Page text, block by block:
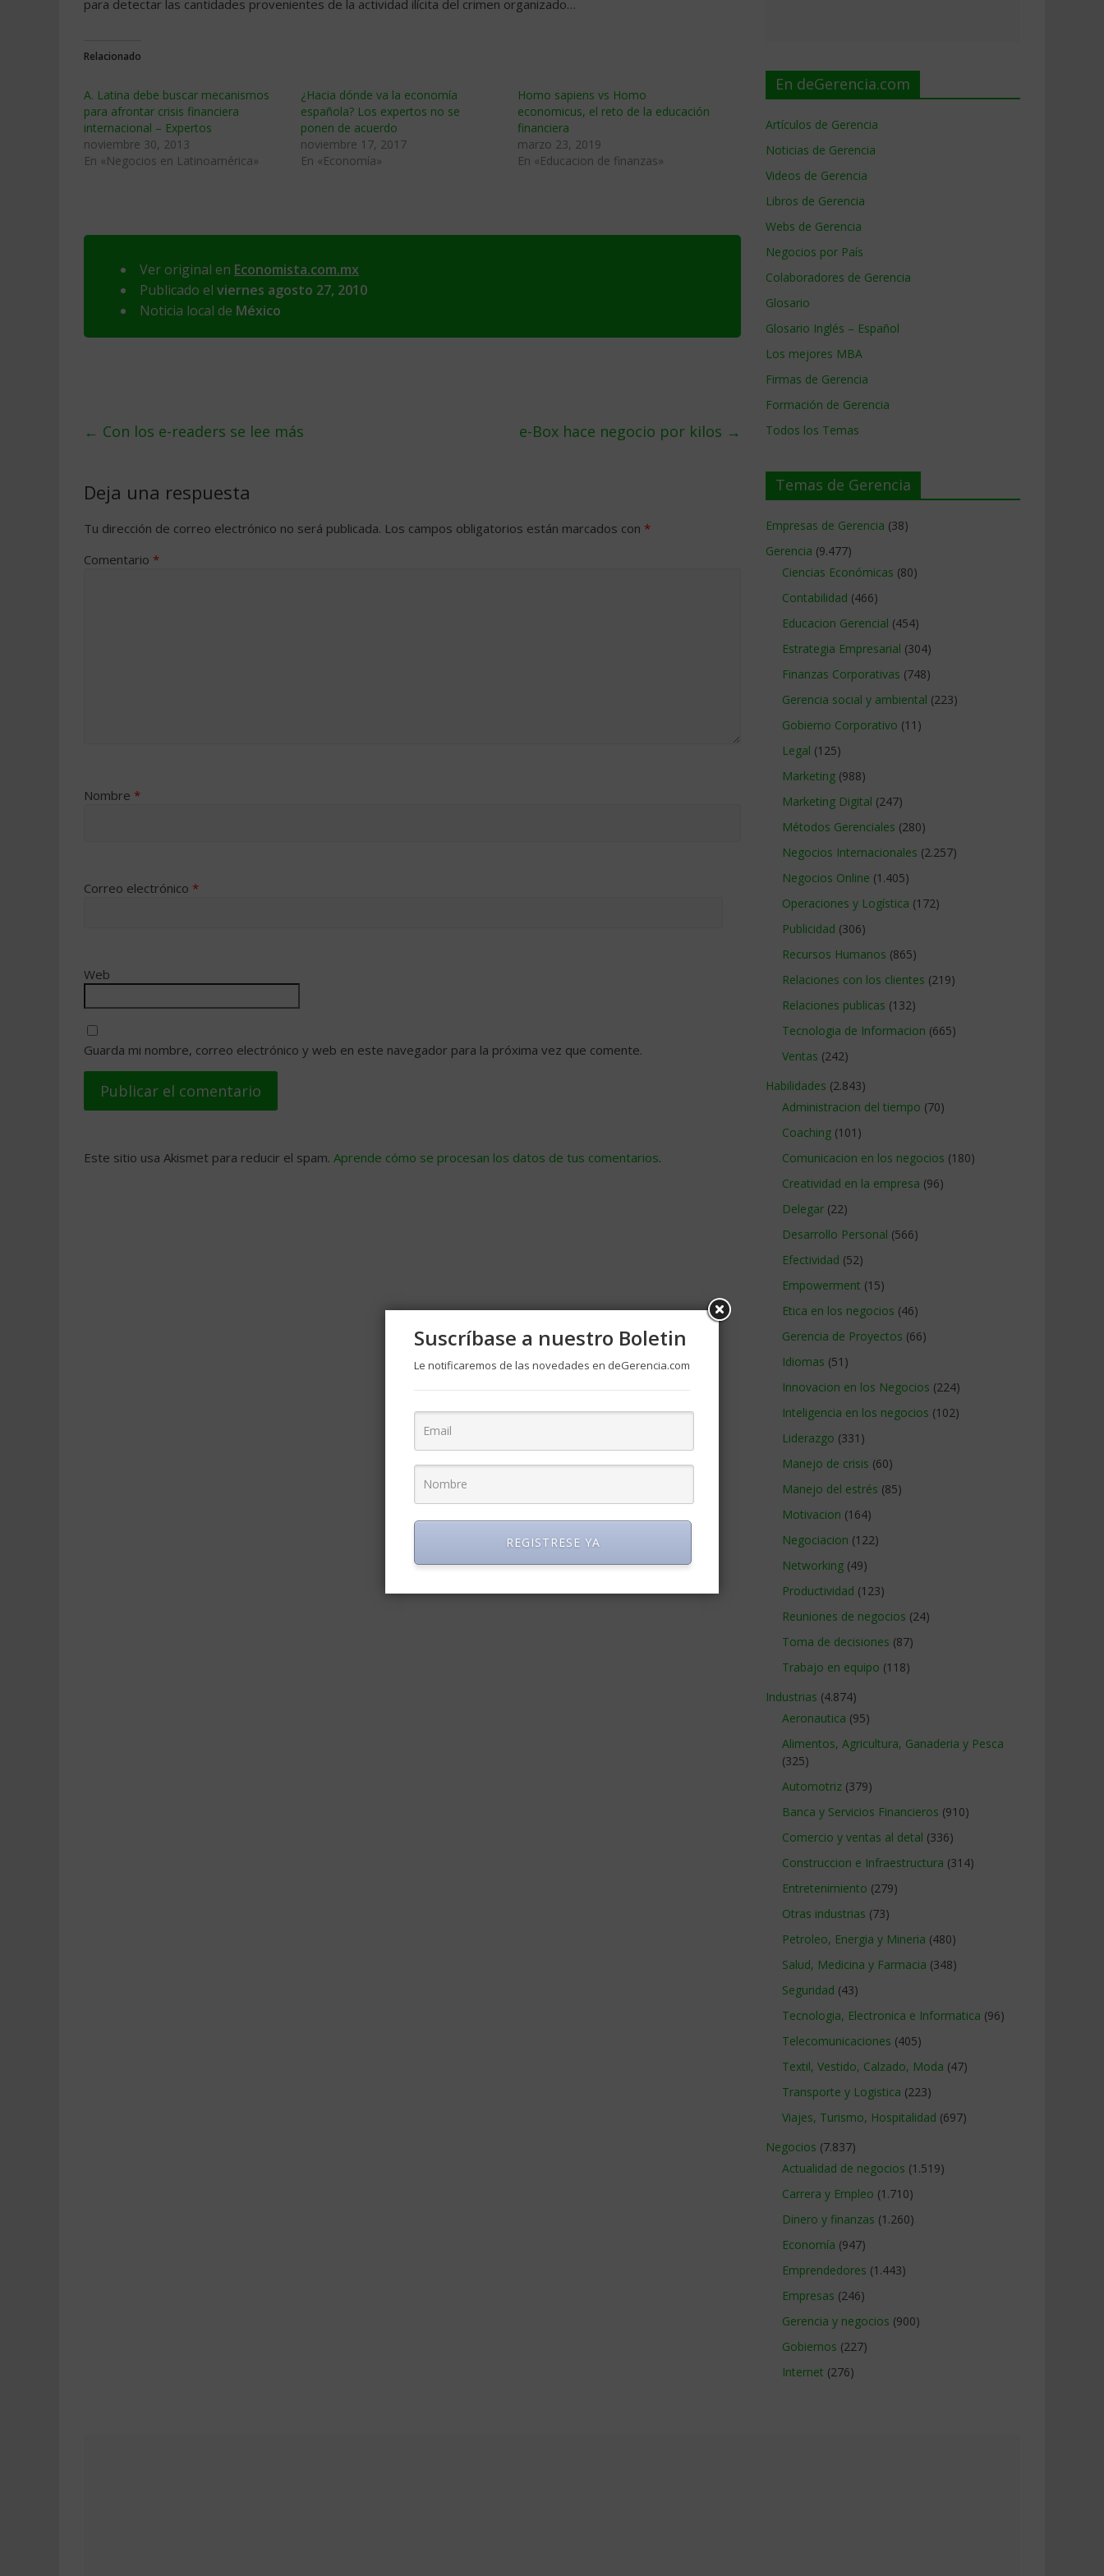
para detectar las cantidades provenientes de la actividad ilícita del crimen organizado…
Relacionado
A. Latina debe buscar mecanismos
para afrontar crisis financiera
internacional – Expertos
noviembre 30, 2013
En «Negocios en Latinoamérica»
¿Hacia dónde va la economía
española? Los expertos no se
ponen de acuerdo
noviembre 17, 2017
En «Economía»
Homo sapiens vs Homo
economicus, el reto de la educación
financiera
marzo 23, 2019
En «Educacion de finanzas»
Ver original en Economista.com.mx
Publicado el viernes agosto 27, 2010
Noticia local de México
← Con los e-readers se lee más e-Box hace negocio por kilos →
Deja una respuesta
Tu dirección de correo electrónico no será publicada. Los campos obligatorios están marcados con *
Comentario *
Nombre *
Correo electrónico *
Web
Guarda mi nombre, correo electrónico y web en este navegador para la próxima vez que comente.
Este sitio usa Akismet para reducir el spam. Aprende cómo se procesan los datos de tus comentarios.
En deGerencia.com
Artículos de Gerencia
Noticias de Gerencia
Videos de Gerencia
Libros de Gerencia
Webs de Gerencia
Negocios por País
Colaboradores de Gerencia
Glosario
Glosario Inglés – Español
Los mejores MBA
Firmas de Gerencia
Formación de Gerencia
Todos los Temas
Temas de Gerencia
Empresas de Gerencia (38)
Gerencia (9.477)
Ciencias Económicas (80)
Contabilidad (466)
Educacion Gerencial (454)
Estrategia Empresarial (304)
Finanzas Corporativas (748)
Gerencia social y ambiental (223)
Gobierno Corporativo (11)
Legal (125)
Marketing (988)
Marketing Digital (247)
Métodos Gerenciales (280)
Negocios Internacionales (2.257)
Negocios Online (1.405)
Operaciones y Logística (172)
Publicidad (306)
Recursos Humanos (865)
Relaciones con los clientes (219)
Relaciones publicas (132)
Tecnologia de Informacion (665)
Ventas (242)
Habilidades (2.843)
Administracion del tiempo (70)
Coaching (101)
Comunicacion en los negocios (180)
Creatividad en la empresa (96)
Delegar (22)
Desarrollo Personal (566)
Efectividad (52)
Empowerment (15)
Etica en los negocios (46)
Gerencia de Proyectos (66)
Idiomas (51)
Innovacion en los Negocios (224)
Inteligencia en los negocios (102)
Liderazgo (331)
Manejo de crisis (60)
Manejo del estrés (85)
Motivacion (164)
Negociacion (122)
Networking (49)
Productividad (123)
Reuniones de negocios (24)
Toma de decisiones (87)
Trabajo en equipo (118)
Industrias (4.874)
Aeronautica (95)
Alimentos, Agricultura, Ganaderia y Pesca
(325)
Automotriz (379)
Banca y Servicios Financieros (910)
Comercio y ventas al detal (336)
Construccion e Infraestructura (314)
Entretenimiento (279)
Otras industrias (73)
Petroleo, Energia y Mineria (480)
Salud, Medicina y Farmacia (348)
Seguridad (43)
Tecnologia, Electronica e Informatica (96)
Telecomunicaciones (405)
Textil, Vestido, Calzado, Moda (47)
Transporte y Logistica (223)
Viajes, Turismo, Hospitalidad (697)
Negocios (7.837)
Actualidad de negocios (1.519)
Carrera y Empleo (1.710)
Dinero y finanzas (1.260)
Economía (947)
Emprendedores (1.443)
Empresas (246)
Gerencia y negocios (900)
Gobiernos (227)
Internet (276)
Suscríbase a nuestro Boletin
Le notificaremos de las novedades en deGerencia.com
REGISTRESE YA